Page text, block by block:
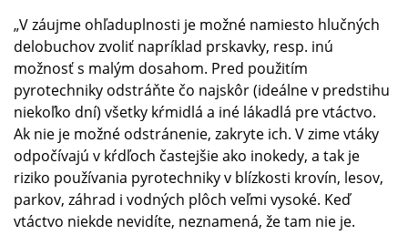
„V záujme ohľaduplnosti je možné namiesto hlučných
delobuchov zvoliť napríklad prskavky, resp. inú
možnosť s malým dosahom. Pred použitím
pyrotechniky odstráňte čo najskôr (ideálne v predstihu
niekoľko dní) všetky kŕmidlá a iné lákadlá pre vtáctvo.
Ak nie je možné odstránenie, zakryte ich. V zime vtáky
odpočívajú v kŕdľoch častejšie ako inokedy, a tak je
riziko používania pyrotechniky v blízkosti krovín, lesov,
parkov, záhrad i vodných plôch veľmi vysoké. Keď
vtáctvo niekde nevidíte, neznamená, že tam nie je.